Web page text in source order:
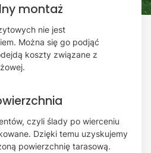
montaż
nie jest
Można się go podjąć
koszty związane z
czyli ślady po wierceniu
Dzięki temu uzyskujemy
powierzchnię tarasową.